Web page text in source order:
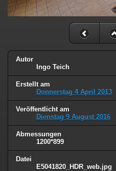
Autor
Ingo Teich
Erstellt am
Donnerstag 4 April 2013
Veröffentlicht am
Dienstag 9 August 2016
Abmessungen
1200*899
Datei
E5041820_HDR_web.jpg